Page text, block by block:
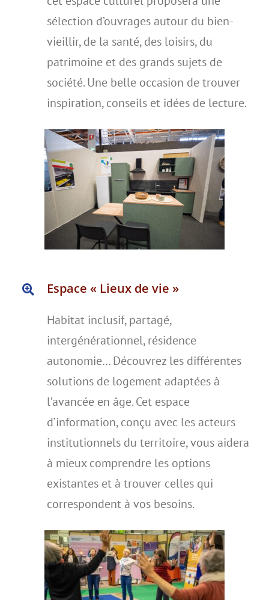
sélection d’ouvrages autour du bien-
vieillir, de la santé, des loisirs, du
patrimoine et des grands sujets de
société. Une belle occasion de trouver
inspiration, conseils et idées de lecture.
Espace « Lieux de vie »
Habitat inclusif, partagé,
intergénérationnel, résidence
autonomie… Découvrez les différentes
solutions de logement adaptées à
l’avancée en âge. Cet espace
d’information, conçu avec les acteurs
institutionnels du territoire, vous aidera
à mieux comprendre les options
existantes et à trouver celles qui
correspondent à vos besoins.